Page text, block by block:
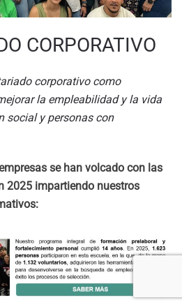
CORPORATIVO
corporativo como
la empleabilidad y la vida
social y personas con
se han volcado con las
2025 impartiendo nuestros
: